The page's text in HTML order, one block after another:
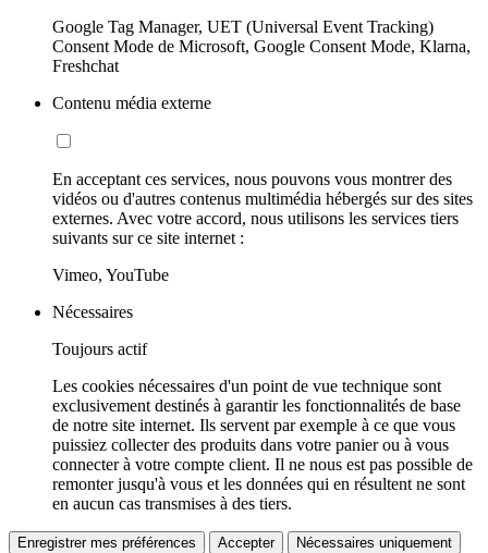
Google Tag Manager, UET (Universal Event Tracking)
Consent Mode de Microsoft, Google Consent Mode, Klarna,
Freshchat
Contenu média externe
En acceptant ces services, nous pouvons vous montrer des
vidéos ou d'autres contenus multimédia hébergés sur des sites
externes. Avec votre accord, nous utilisons les services tiers
suivants sur ce site internet :
Vimeo, YouTube
Nécessaires
Toujours actif
Les cookies nécessaires d'un point de vue technique sont
exclusivement destinés à garantir les fonctionnalités de base
de notre site internet. Ils servent par exemple à ce que vous
puissiez collecter des produits dans votre panier ou à vous
connecter à votre compte client. Il ne nous est pas possible de
remonter jusqu'à vous et les données qui en résultent ne sont
en aucun cas transmises à des tiers.
Enregistrer mes préférences Accepter Nécessaires uniquement